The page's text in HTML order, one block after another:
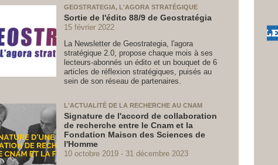
GEOSTRATEGIA, L'AGORA STRATÉGIQUE
Sortie de l'édito 88/9 de Geostratégia
15 février 2022
La Newsletter de Geostrategia, l'agora
stratégique 2.0, propose chaque mois à ses
lecteurs-abonnés un édito et un bouquet de 6
articles de réflexion stratégiques, puisés au
sein de son réseau de partenaires.
L'ACTUALITÉ DE LA RECHERCHE AU CNAM
Signature de l'accord de collaboration
de recherche entre le Cnam et la
Fondation Maison des Sciences de
l'Homme
10 octobre 2019
31 décembre 2023